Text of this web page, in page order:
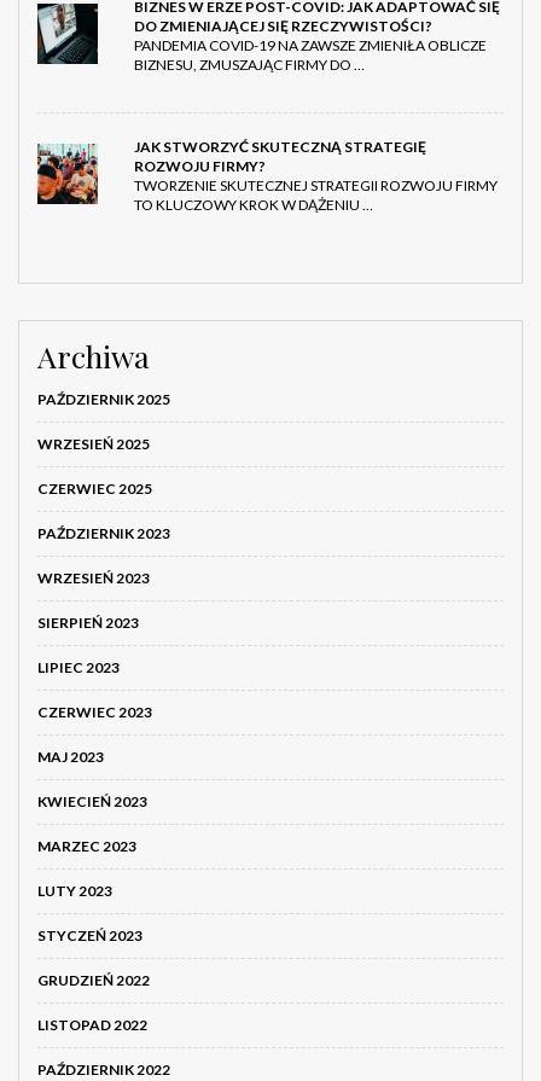
BIZNES W ERZE POST-COVID: JAK ADAPTOWAĆ SIĘ
DO ZMIENIAJĄCEJ SIĘ RZECZYWISTOŚCI?
PANDEMIA COVID-19 NA ZAWSZE ZMIENIŁA OBLICZE
BIZNESU, ZMUSZAJĄC FIRMY DO …
JAK STWORZYĆ SKUTECZNĄ STRATEGIĘ
ROZWOJU FIRMY?
TWORZENIE SKUTECZNEJ STRATEGII ROZWOJU FIRMY
TO KLUCZOWY KROK W DĄŻENIU …
Archiwa
PAŹDZIERNIK 2025
WRZESIEŃ 2025
CZERWIEC 2025
PAŹDZIERNIK 2023
WRZESIEŃ 2023
SIERPIEŃ 2023
LIPIEC 2023
CZERWIEC 2023
MAJ 2023
KWIECIEŃ 2023
MARZEC 2023
LUTY 2023
STYCZEŃ 2023
GRUDZIEŃ 2022
LISTOPAD 2022
PAŹDZIERNIK 2022